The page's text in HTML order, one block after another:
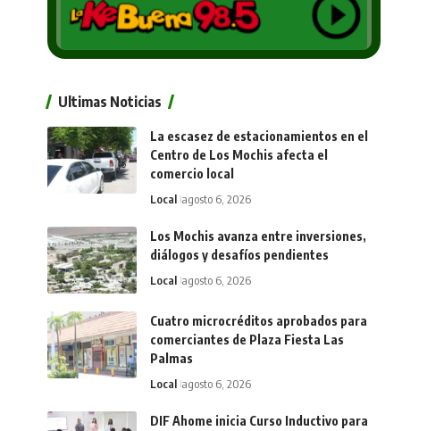
Ultimas Noticias
La escasez de estacionamientos en el
Centro de Los Mochis afecta el
comercio local
Local agosto 6, 2026
Los Mochis avanza entre inversiones,
diálogos y desafíos pendientes
Local agosto 6, 2026
Cuatro microcréditos aprobados para
comerciantes de Plaza Fiesta Las
Palmas
Local agosto 6, 2026
DIF Ahome inicia Curso Inductivo para